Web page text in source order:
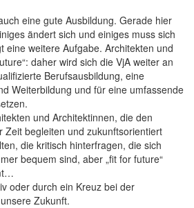
eine gute Ausbildung. Gerade hier
ändert sich und einiges muss sich
eine weitere Aufgabe. Architekten und
daher wird sich die VjA weiter an
Berufsausbildung, eine
Weiterbildung und für eine umfassende
und Architektinnen, die den
Zeit begleiten und zukunftsorientiert
die kritisch hinterfragen, die sich
bequem sind, aber „fit for future“
oder durch ein Kreuz bei der
Zukunft.